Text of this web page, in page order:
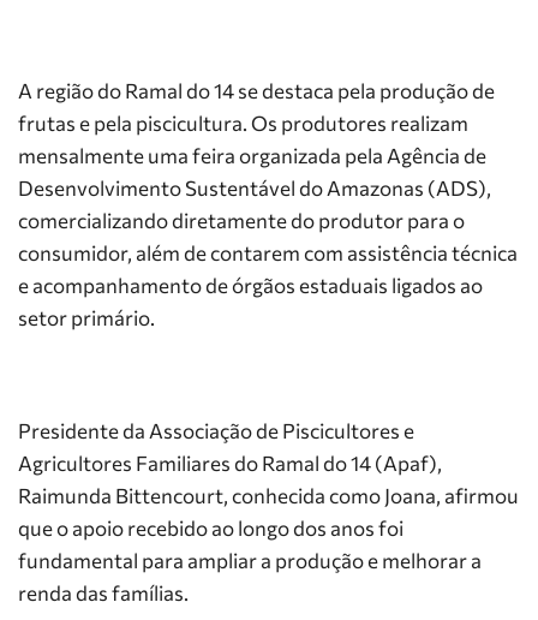
A região do Ramal do 14 se destaca pela produção de
frutas e pela piscicultura. Os produtores realizam
mensalmente uma feira organizada pela Agência de
Desenvolvimento Sustentável do Amazonas (ADS),
comercializando diretamente do produtor para o
consumidor, além de contarem com assistência técnica
e acompanhamento de órgãos estaduais ligados ao
setor primário.
Presidente da Associação de Piscicultores e
Agricultores Familiares do Ramal do 14 (Apaf),
Raimunda Bittencourt, conhecida como Joana, afirmou
que o apoio recebido ao longo dos anos foi
fundamental para ampliar a produção e melhorar a
renda das famílias.